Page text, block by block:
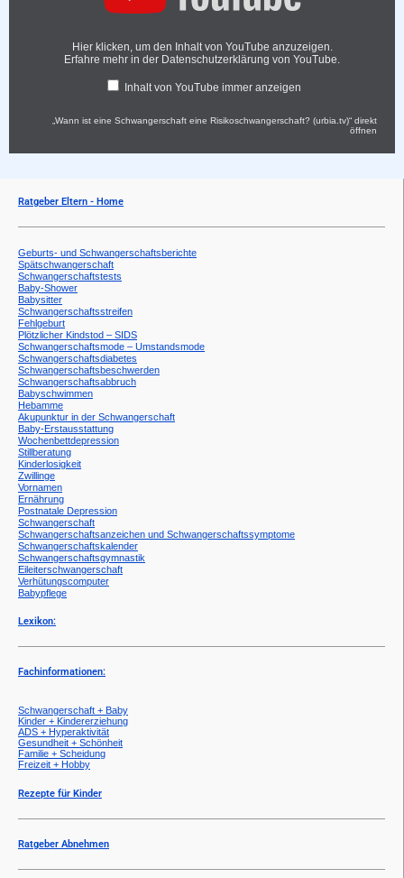
Ratgeber Eltern - Home
Geburts- und Schwangerschaftsberichte
Spätschwangerschaft
Schwangerschaftstests
Baby-Shower
Babysitter
Schwangerschaftsstreifen
Fehlgeburt
Plötzlicher Kindstod – SIDS
Schwangerschaftsmode – Umstandsmode
Schwangerschaftsdiabetes
Schwangerschaftsbeschwerden
Schwangerschaftsabbruch
Babyschwimmen
Hebamme
Akupunktur in der Schwangerschaft
Baby-Erstausstattung
Wochenbettdepression
Stillberatung
Kinderlosigkeit
Zwillinge
Vornamen
Ernährung
Postnatale Depression
Schwangerschaft
Schwangerschaftsanzeichen und Schwangerschaftssymptome
Schwangerschaftskalender
Schwangerschaftsgymnastik
Eileiterschwangerschaft
Verhütungscomputer
Babypflege
Lexikon:
Fachinformationen:
Schwangerschaft + Baby
Kinder + Kindererziehung
ADS + Hyperaktivität
Gesundheit + Schönheit
Familie + Scheidung
Freizeit + Hobby
Rezepte für Kinder
Ratgeber Abnehmen
Hier klicken, um den Inhalt von YouTube anzuzeigen.
Erfahre mehr in der Datenschutzerklärung von YouTube
Inhalt von YouTube immer anzeigen
„Wann ist eine Schwangerschaft eine Risikoschwangerschaft? (urbia.tv)“ direkt
öffnen